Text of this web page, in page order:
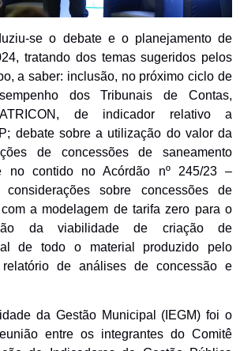
se o debate e o planejamento de
tratando dostemas sugeridos pelos
a saber: inclusão, no próximo ciclo de
dos Tribunais de Contas,
de indicador relativo a
debate sobre a utilização do valor da
de concessões de saneamento
no contido no Acórdão nº 245/23 –
sobre concessões de
a modelagem de tarifa zero para o
da viabilidade de criação de
de todo o material produzido pelo
de análises de concessão e
da Gestão Municipal (IEGM) foi o
entre os integrantes do Comitê